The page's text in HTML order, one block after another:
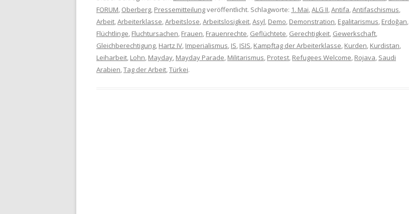
FORUM, Oberberg, Pressemitteilungveröffentlicht. Schlagworte: 1. Mai,ALG II,Antifa,Antifaschismus,
Arbeit,Arbeiterklasse,Arbeitslose,Arbeitslosigkeit,Asyl, Demo, Demonstration, Egalitarismus, Erdoğan,
Flüchtlinge, Fluchtursachen, Frauen, Frauenrechte, Geflüchtete, Gerechtigkeit, Gewerkschaft,
Gleichberechtigung, Hartz IV, Imperialismus, IS, ISIS, Kampftag der Arbeiterklasse, Kurden, Kurdistan,
Leiharbeit, Lohn, Mayday, Mayday Parade, Militarismus, Protest, Refugees Welcome, Rojava, Saudi
Arabien,Tag der Arbeit,Türkei.